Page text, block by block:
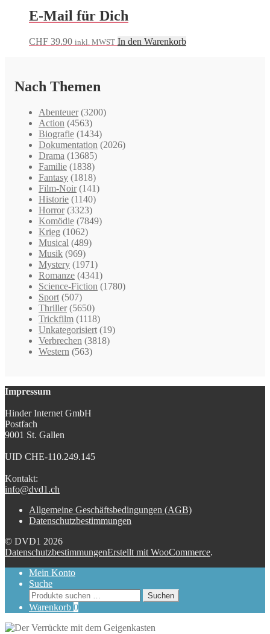
E-Mail für Dich
CHF 39.90 inkl. MWST In den Warenkorb
Nach Themen
Abenteuer (3200)
Action (4563)
Biografie (1434)
Dokumentation (2026)
Drama (13685)
Familie (1838)
Fantasy (1818)
Film-Noir (141)
Historie (1140)
Horror (3323)
Komödie (7849)
Krieg (1062)
Musical (489)
Musik (969)
Mystery (1971)
Romanze (4341)
Science-Fiction (1780)
Sport (507)
Thriller (5650)
Trickfilm (1118)
Unkategorisiert (19)
Verbrechen (3818)
Western (563)
Impressum
Hinder Internet GmbH
Postfach
9001 St. Gallen
UID CHE-110.249.145
Kontakt:
info@dvd1.ch
Allgemeine Geschäftsbedingungen (AGB)
Datenschutzbestimmungen
© DVD1 2026
DatenschutzbestimmungenErstellt mit WooCommerce.
Mein Konto
Suche
Suchen
nach:
Suchen
Warenkorb 0